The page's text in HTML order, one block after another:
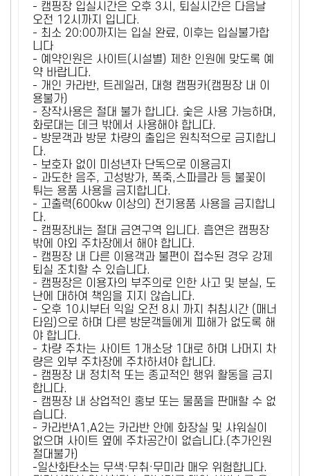
- 캠핑장 입실시간은 오후 3시, 퇴실시간은 다음날
오전 12시까지 입니다.
- 최소 20:00까지는 입실 완료, 이후는 입실불가합
니다
- 예약인원은 사이트(시설별) 제한 인원에 맞도록 예
약 바랍니다.
- 개인 카라반, 트레일러, 대형 캠핑카(캠핑장 내 이
용불가)
- 장작사용은 절대 불가 합니다. 숯은 사용 가능하며,
화로대는 데크 밖에서 사용해야 합니다.
- 방문객과 방문 차량의 출입은 원칙적으로 금지합니
다.
- 보호자 없이 미성년자 단독으로 이용금지
- 과도한 음주, 고성방가, 폭죽,스파클라 등 불꽃이
튀는 용품 사용을 금지합니다.
- 고출력(600kw 이상의) 전기용품 사용을 금지합니
다.
- 캠핑장내는 절대 금연구역 입니다. 흡연은 캠핑장
밖에 야외 주차장에서 해야 합니다.
- 캠핑장 내 다른 이용객과 불편이 접수된 경우 강제
퇴실 조치할 수 있습니다.
- 캠핑장은 이용자의 부주의로 인한 사고 및 분실, 도
난에 대하여 책임을 지지 않습니다.
- 오후 10시부터 익일 오전 8시 까지 취침시간 (매너
타임)으로 하며 다른 방문객들에게 피해가 없도록 해
야 합니다.
- 차량 주차는 사이트 1개소당 1대로 하며 나머지 차
량은 외부 주차장에 주차하셔야 합니다.
- 캠핑장 내 정치적 또는 종교적인 행위 활동을 금지
합니다.
- 캠핑장 내 상업적인 홍보 또는 물품을 판매할 수 없
습니다.
- 카라반A1,A2는 카라반 안에 화장실 및 샤워실이
없으며 사이트 옆에 주차공간이 없습니다.(추가인원
절대불가)
-일산화탄소는 무색·무취·무미라 매우 위험합니다.